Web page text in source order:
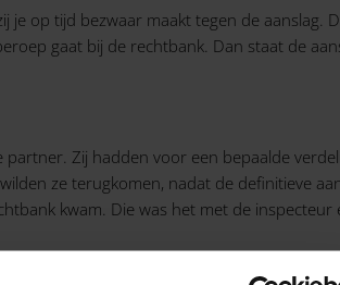
op tijd bezwaar maakt tegen de aanslag.
gaat bij de rechtbank. Dan staat de
Zij hadden voor een bepaalde
ze terugkomen, nadat de definitieve
kwam. Die was het met de inspecteur